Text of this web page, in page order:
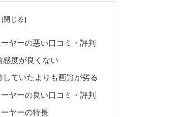
ヤーの悪い口コミ・評判
感度が良くない
ていたよりも画質が劣る
ヤーの良い口コミ・評判
ヤーの特長